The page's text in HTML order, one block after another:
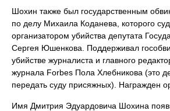
Шохин также был государственным
по делу Михаила Коданева, которого
организатором убийства депутата
Сергея Юшенкова. Поддерживал
убийстве журналиста и главного
журнала Forbes Пола Хлебникова (это
передать суду присяжных). Награжден
Имя Дмитрия Эдуардовича Шохина